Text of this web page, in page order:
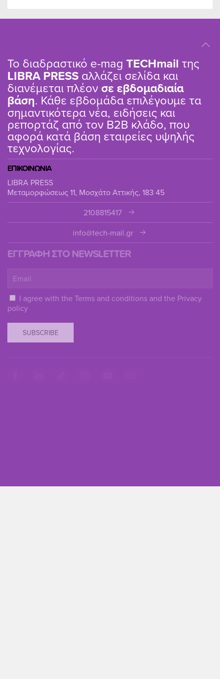
Το διαδραστικό e-mag TΕCHmail της
LIBRA PRESS αλλάζει σελίδα και
διανέμεται πλέον σε εβδομαδιαία
βάση. Κάθε εβδομάδα επιλέγουμε τα
σημαντικότερα νέα, ειδήσεις και
ρεπορτάζ από τον B2B κλάδο, που
αφορά κατά βάση εταιρείες υψηλής
τεχνολογίας.
ΕΠΙΚΟΙΝΩΝΙΑ
LIBRA PRESS
Μεταμορφώσεως 11, Μοσχάτο Αττικής, 183 45
2108815417
info@tech-mail.gr
ΕΓΓΡΑΦΗ ΣΤΟ NEWSLETTER
I agree with the Terms and conditions and the Privacy
policy
SUBSCRIBE